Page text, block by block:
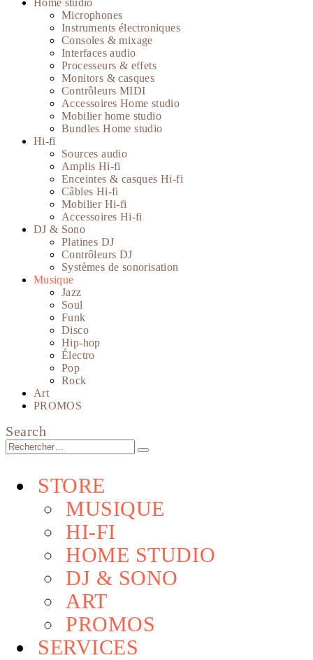
Microphones
Instruments électroniques
Consoles & mixage
Interfaces audio
Processeurs & effets
Monitors & casques
Contrôleurs MIDI
Accessoires Home studio
Mobilier home studio
Bundles Home studio
Hi-fi
Sources audio
Amplis Hi-fi
Enceintes & casques Hi-fi
Câbles Hi-fi
Mobilier Hi-fi
Accessoires Hi-fi
DJ & Sono
Platines DJ
Contrôleurs DJ
Systèmes de sonorisation
Musique
Jazz
Soul
Funk
Disco
Hip-hop
Électro
Pop
Rock
Art
PROMOS
Search
STORE
MUSIQUE
HI-FI
HOME STUDIO
DJ & SONO
ART
PROMOS
SERVICES